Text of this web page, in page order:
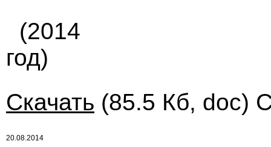
(2014
год)
Скачать (85.5 Кб, doc)
20.08.2014